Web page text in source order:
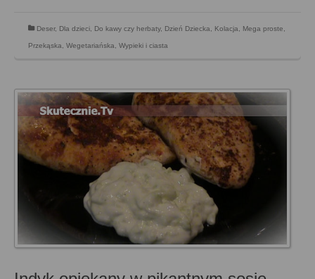
Deser, Dla dzieci, Do kawy czy herbaty, Dzień Dziecka, Kolacja, Mega proste,
Przekąska, Wegetariańska, Wypieki i ciasta